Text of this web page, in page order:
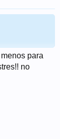
para
no